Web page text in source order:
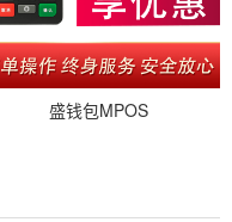
盛钱包MPOS